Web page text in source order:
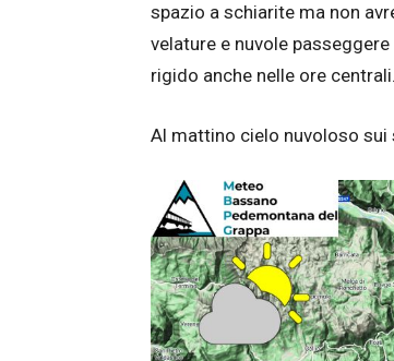
spazio a schiarite ma non
velature e nuvole
rigido anche nelle ore centrali.
Al mattino cielo nuvoloso sui